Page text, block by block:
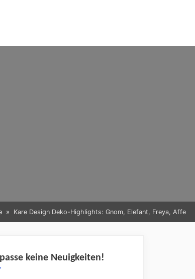
Kare Design Deko-Highlights: Gnom, Elefant, Freya, Affe
keine Neuigkeiten!